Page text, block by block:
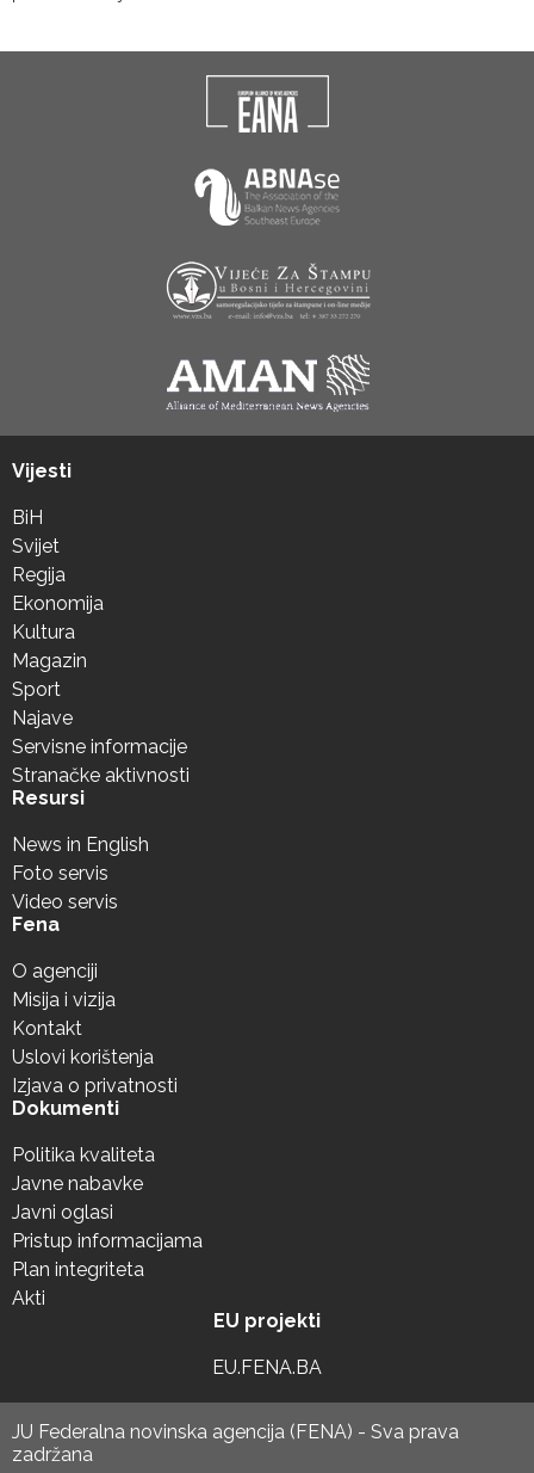
Vijesti
BiH
Svijet
Regija
Ekonomija
Kultura
Magazin
Sport
Najave
Servisne informacije
Stranačke aktivnosti
Resursi
News in English
Foto servis
Video servis
Fena
O agenciji
Misija i vizija
Kontakt
Uslovi korištenja
Izjava o privatnosti
Dokumenti
Politika kvaliteta
Javne nabavke
Javni oglasi
Pristup informacijama
Plan integriteta
Akti
EU projekti
EU.FENA.BA
JU Federalna novinska agencija (FENA) - Sva prava
zadržana